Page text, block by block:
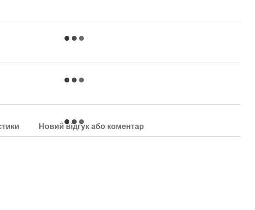
Новий відгук або коментар